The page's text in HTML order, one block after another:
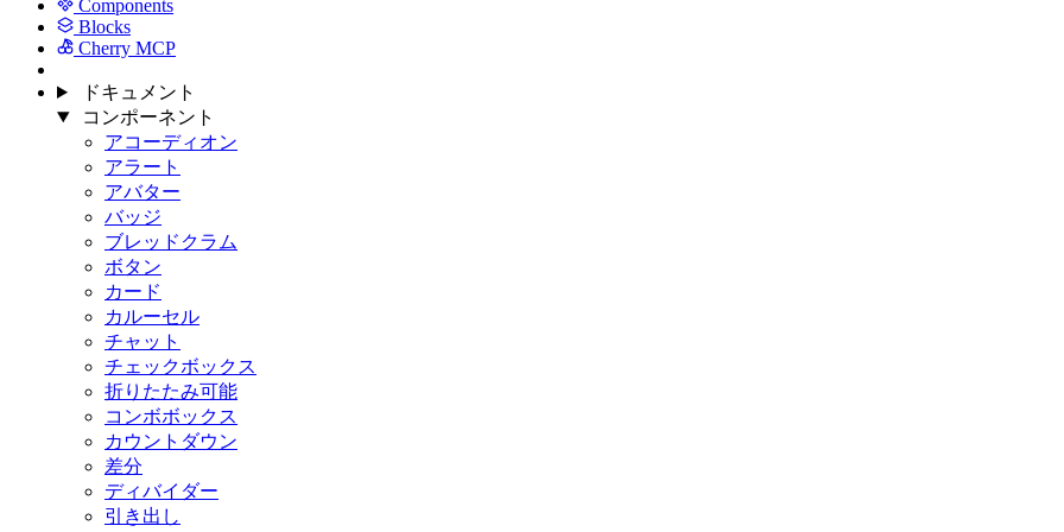
Components
Blocks
Cherry MCP
ドキュメント
コンポーネント
アコーディオン
アラート
アバター
バッジ
ブレッドクラム
ボタン
カード
カルーセル
チャット
チェックボックス
折りたたみ可能
コンボボックス
カウントダウン
差分
ディバイダー
引き出し